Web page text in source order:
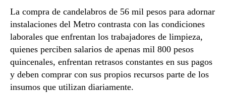
La compra de candelabros de 56 mil pesos para adornar
instalaciones del Metro contrasta con las condiciones
laborales que enfrentan los trabajadores de limpieza,
quienes perciben salarios de apenas mil 800 pesos
quincenales, enfrentan retrasos constantes en sus pagos
y deben comprar con sus propios recursos parte de los
insumos que utilizan diariamente.